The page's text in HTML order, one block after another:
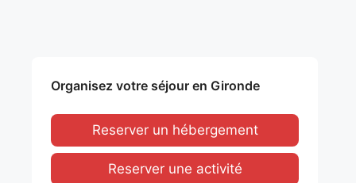
Organisez votre séjour en Gironde
Reserver un hébergement
Reserver une activité